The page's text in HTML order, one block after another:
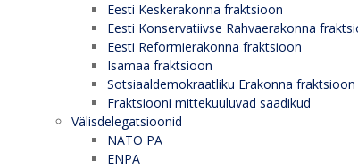
Eesti Keskerakonna fraktsioon
Eesti Konservatiivse Rahvaerakonna
Eesti Reformierakonna fraktsioon
Isamaa fraktsioon
Sotsiaaldemokraatliku Erakonna fraktsioon
Fraktsiooni mittekuuluvad saadikud
Välisdelegatsioonid
NATO PA
ENPA